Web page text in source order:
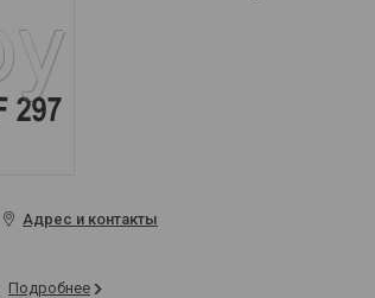
Адрес и контакты
Подробнее